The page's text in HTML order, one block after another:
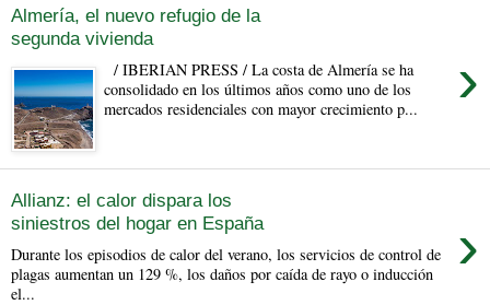
Almería, el nuevo refugio de la
segunda vivienda
›
/ IBERIAN PRESS / La costa de Almería se ha
consolidado en los últimos años como uno de los
mercados residenciales con mayor crecimiento p...
Allianz: el calor dispara los
siniestros del hogar en España
›
Durante los episodios de calor del verano, los servicios de control de
plagas aumentan un 129 %, los daños por caída de rayo o inducción
el...